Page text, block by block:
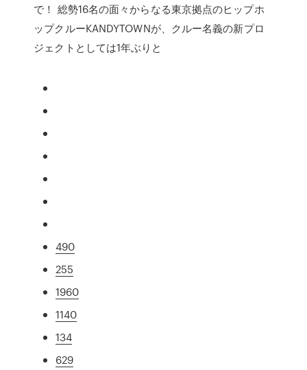
で！ 総勢16名の面々からなる東京拠点のヒップホ
ップクルーKANDYTOWNが、クルー名義の新プロ
ジェクトとしては1年ぶりと
490
255
1960
1140
134
629